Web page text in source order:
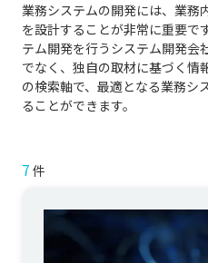
業務システムの開発には、業務
を設計することが非常に重要で
テム開発を行うシステム開発会
でなく、独自の取材に基づく情
の検索軸で、最適となる業務シ
ることができます。
7 件